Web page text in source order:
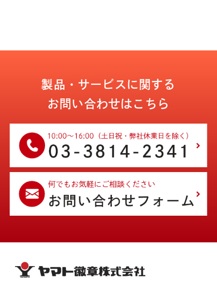
製品・サービスに関する
お問い合わせはこちら